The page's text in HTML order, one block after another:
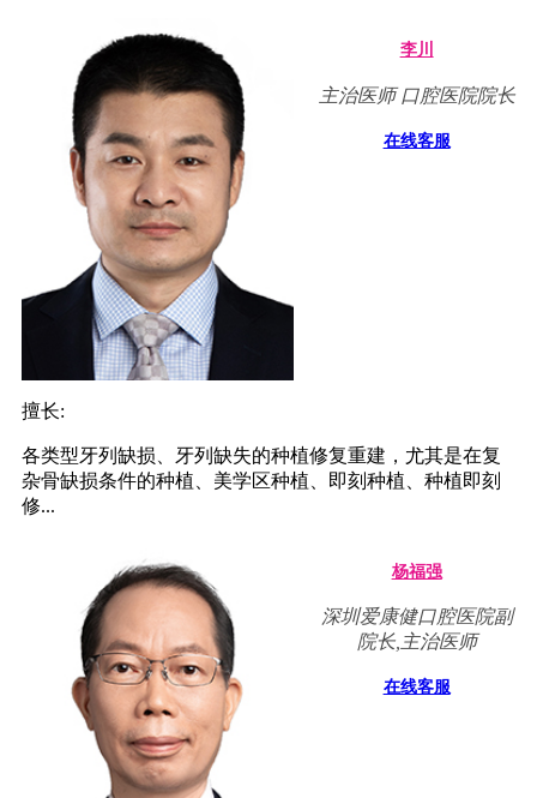
李川
主治医师 口腔医院院长
在线客服
擅长:
各类型牙列缺损、牙列缺失的种植修复重建，尤其是在复
杂骨缺损条件的种植、美学区种植、即刻种植、种植即刻
修...
杨福强
深圳爱康健口腔医院副
院长,主治医师
在线客服